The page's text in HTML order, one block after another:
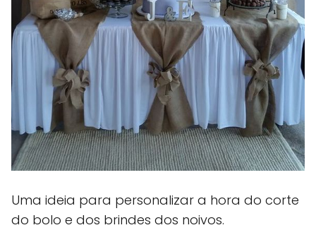
Uma ideia para personalizar a hora do corte
do bolo e dos brindes dos noivos.